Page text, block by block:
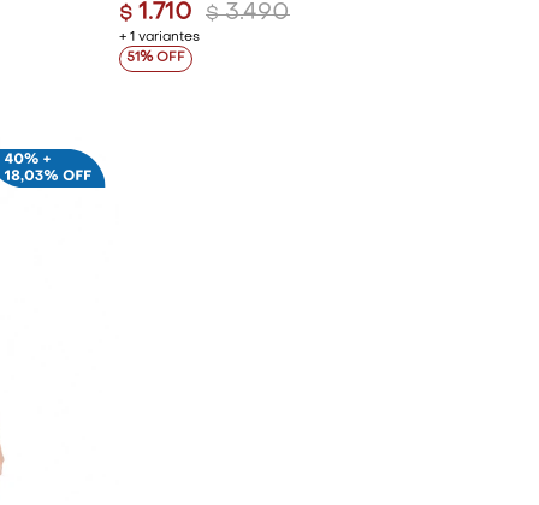
+ 1 variantes
$ 1.710 $ 3.490
51